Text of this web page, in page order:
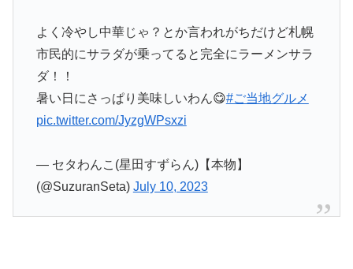
よく冷やし中華じゃ？とか言われがちだけど札幌
市民的にサラダが乗ってると完全にラーメンサラ
ダ！！
暑い日にさっぱり美味しいわん😋#ご当地グルメ
pic.twitter.com/JyzgWPsxzi
— セタわんこ(星田すずらん)【本物】
(@SuzuranSeta) July 10, 2023